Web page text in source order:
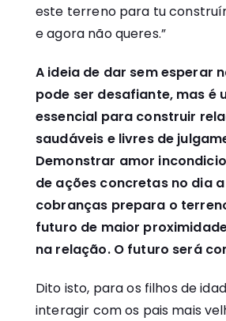
este terreno para tu
e agora não queres.”
A ideia de dar sem esperar
pode ser desafiante, mas é
essencial para construir
saudáveis e livres de
Demonstrar amor
de ações concretas no dia
cobranças prepara o
futuro de maior
na relação. O futuro será
Dito isto, para os filhos de
interagir com os pais mais